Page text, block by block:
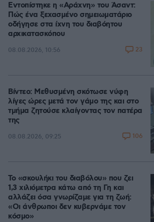
Εντοπίστηκε η «Αράχνη» του Άσαντ:
Πώς ένα ξεχασμένο σημειωματάριο
οδήγησε στα ίχνη του διαβόητου
αρχικατασκόπου
08.08.2026, 10:56 23
Βίντεο: Μεθυσμένη σκότωσε νύφη
λίγες ώρες μετά τον γάμο της και στο
τμήμα ζητούσε κλαίγοντας τον πατέρα
της
08.08.2026, 09:25 106
Το «σκουλήκι του διαβόλου» που ζει
1,3 χιλιόμετρα κάτω από τη Γη και
αλλάζει όσα γνωρίζαμε για τη ζωή:
«Οι άνθρωποι δεν κυβερνάμε τον
κόσμο»